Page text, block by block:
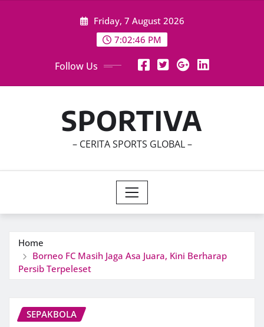
Friday, 7 August 2026
7:02:48 PM
Follow Us
SPORTIVA
– CERITA SPORTS GLOBAL –
Home
Borneo FC Masih Jaga Asa Juara, Kini Berharap
Persib Terpeleset
SEPAKBOLA